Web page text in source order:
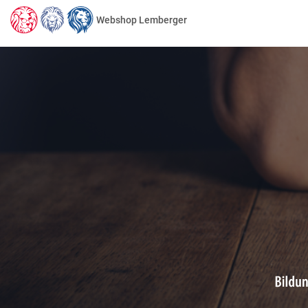
Webshop Lemberger